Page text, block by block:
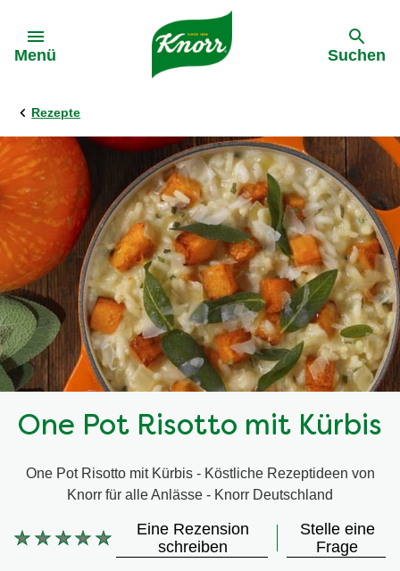
Menü Suchen
Rezepte
One Pot Risotto mit Kürbis
One Pot Risotto mit Kürbis - Köstliche Rezeptideen von
Knorr für alle Anlässe - Knorr Deutschland
Keine
Eine Rezension
schreiben
Stelle eine
Frage